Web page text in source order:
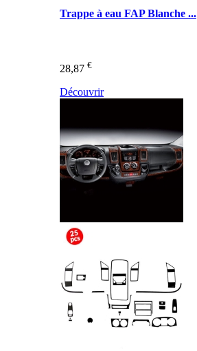
Trappe à eau FAP Blanche ...
28,87 €
Découvrir